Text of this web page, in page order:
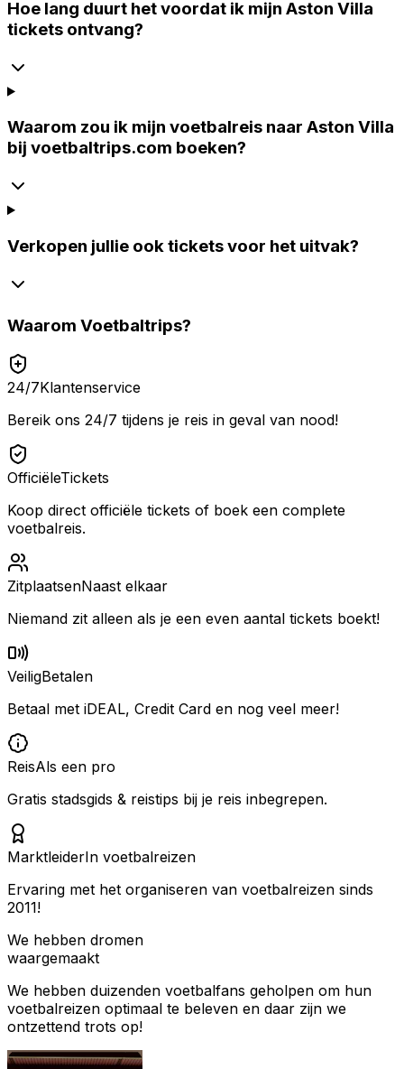
Hoe lang duurt het voordat ik mijn Aston Villa
tickets ontvang?
Waarom zou ik mijn voetbalreis naar Aston Villa
bij voetbaltrips.com boeken?
Verkopen jullie ook tickets voor het uitvak?
Waarom Voetbaltrips?
24/7Klantenservice
Bereik ons 24/7 tijdens je reis in geval van nood!
OfficiëleTickets
Koop direct officiële tickets of boek een complete
voetbalreis.
ZitplaatsenNaast elkaar
Niemand zit alleen als je een even aantal tickets boekt!
VeiligBetalen
Betaal met iDEAL, Credit Card en nog veel meer!
ReisAls een pro
Gratis stadsgids & reistips bij je reis inbegrepen.
MarktleiderIn voetbalreizen
Ervaring met het organiseren van voetbalreizen sinds
2011!
We hebben dromen
waargemaakt
We hebben duizenden voetbalfans geholpen om hun
voetbalreizen optimaal te beleven en daar zijn we
ontzettend trots op!